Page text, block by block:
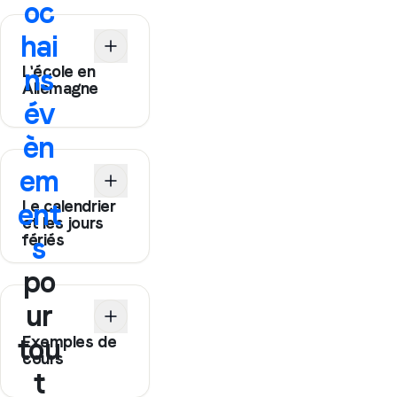
L'école en
Allemagne
Le calendrier
et les jours
fériés
Exemples de
cours
oc
hai
ns
év
èn
em
ent
s
po
ur
tou
t